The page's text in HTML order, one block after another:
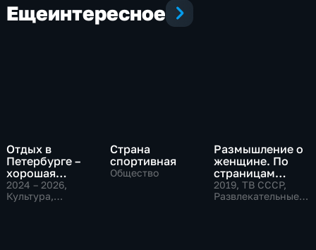
05.02.2026
Ещеинтересное
Отдых в
Петербурге –
хорошая
семейная
традиция
2024 – 2026,
Культура,
Страна
спортивная
Общество
Размышление о
женщине. По
страницам
советского
телевидения
2019, ТВ СССР,
Развлекательные,